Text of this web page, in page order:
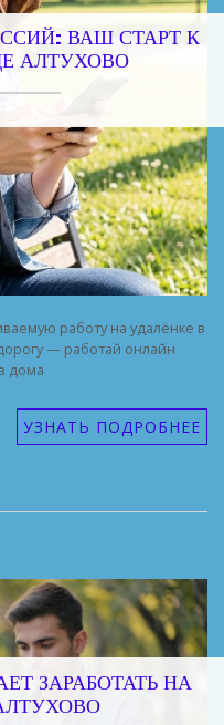
ВАШ СТАРТ К
АЛТУХОВО
работу на удалёнке в
— работай онлайн
дома
УЗНАТЬ ПОДРОБНЕЕ
ЗАРАБОТАТЬ НА